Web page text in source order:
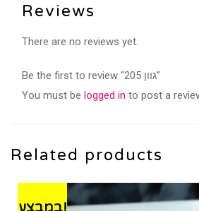
Reviews
There are no reviews yet.
Be the first to review “גוון 205”
You must be logged in to post a
Related products
במבצע!